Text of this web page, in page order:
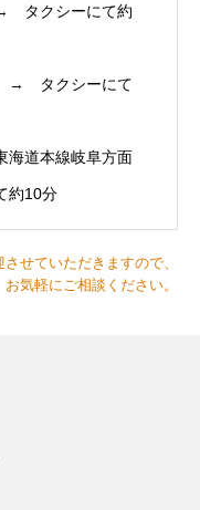
タクシーにて約
→ タクシーにて
道本線岐阜方面
約10分
せていただきますので、
お気軽にご相談ください。